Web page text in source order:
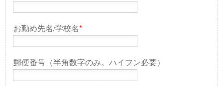
お勤め先名/学校名*
郵便番号（半角数字のみ。ハイフン必要）